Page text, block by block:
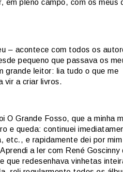
em pleno campo, com os meus
– acontece com todos os
pequeno que passava os
grande leitor: lia tudo o que me
vir a criar livros.
O Grande Fosso, que a minha
e queda: continuei
etc., e rapidamente dei por
a ler com René Goscinny
que redesenhava vinhetas